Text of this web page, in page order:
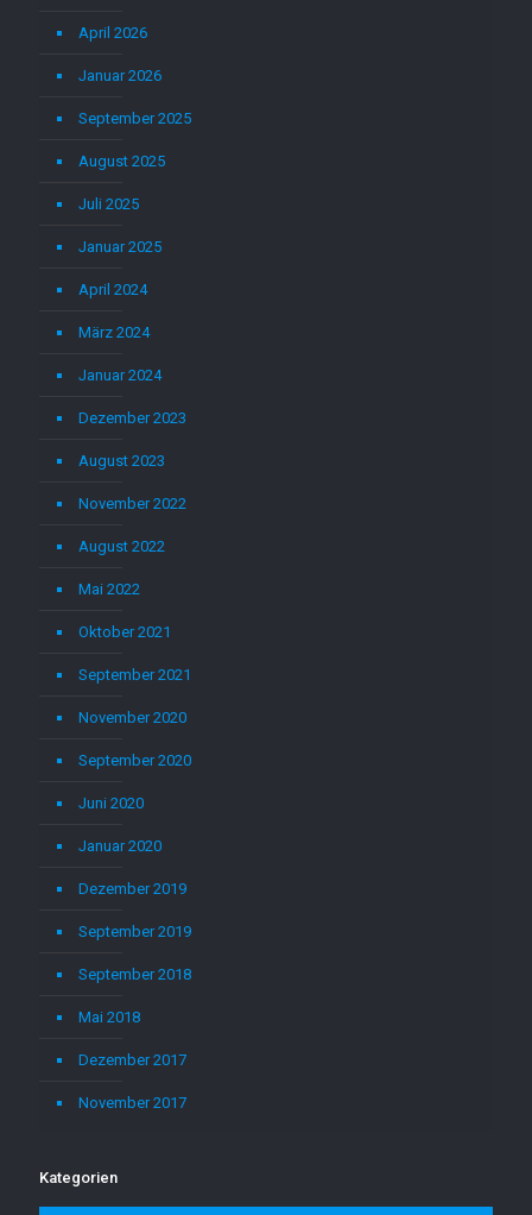
April 2026
Januar 2026
September 2025
August 2025
Juli 2025
Januar 2025
April 2024
März 2024
Januar 2024
Dezember 2023
August 2023
November 2022
August 2022
Mai 2022
Oktober 2021
September 2021
November 2020
September 2020
Juni 2020
Januar 2020
Dezember 2019
September 2019
September 2018
Mai 2018
Dezember 2017
November 2017
Kategorien